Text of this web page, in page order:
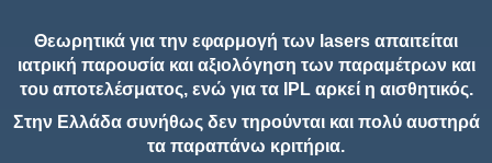
Θεωρητικά για την εφαρμογή των lasers απαιτείται
ιατρική παρουσία και αξιολόγηση των παραμέτρων και
του αποτελέσματος, ενώ για τα
IPLαρκεί η αισθητικός.
Στην Ελλάδα συνήθως δεν τηρούνται και πολύ αυστηρά
τα παραπάνω κριτήρια.